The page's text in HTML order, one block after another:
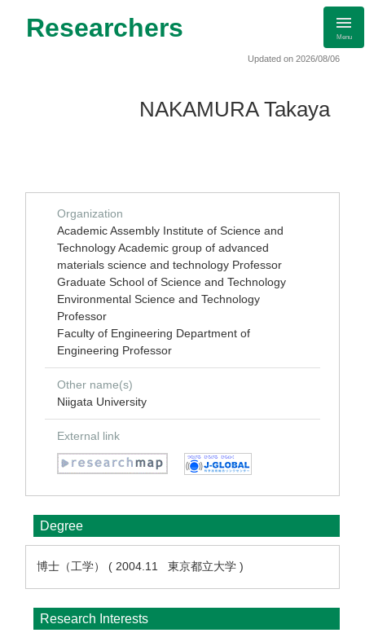
Researchers Menu
Updated on 2026/08/06
NAKAMURA Takaya
Organization
Academic Assembly Institute of Science and
Technology Academic group of advanced
materials science and technology Professor
Graduate School of Science and Technology
Environmental Science and Technology
Professor
Faculty of Engineering Department of
Engineering Professor
Other name(s)
Niigata University
External link
Degree
博士（工学） ( 2004.11 東京都立大学 )
Research Interests